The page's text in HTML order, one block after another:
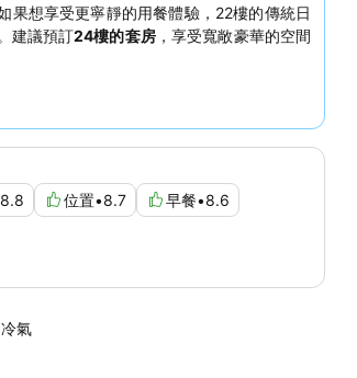
果想享受更寧靜的用餐體驗，22樓的傳統日
建議預訂24樓的套房，享受寬敞豪華的空間
8.8 位置•8.7 早餐•8.6
冷氣